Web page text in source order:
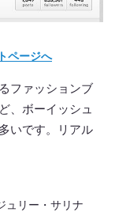
ページへ
ファッションブ
、ボーイッシュ
いです。リアル
ュリー・サリナ